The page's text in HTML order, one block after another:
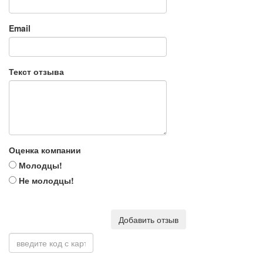
Email
Текст отзыва
Оценка компании
Молодцы!
Не молодцы!
Добавить отзыв